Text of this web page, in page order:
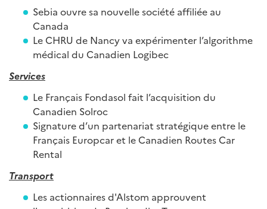
Sebia ouvre sa nouvelle société affiliée au
Canada
Le CHRU de Nancy va expérimenter l’algorithme
médical du Canadien Logibec
Services
Le Français Fondasol fait l’acquisition du
Canadien Solroc
Signature d’un partenariat stratégique entre le
Français Europcar et le Canadien Routes Car
Rental
Transport
Les actionnaires d'Alstom approuvent